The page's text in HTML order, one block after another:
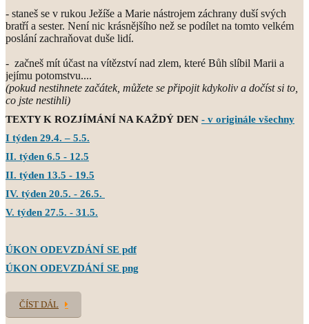
- staneš se v rukou Ježíše a Marie nástrojem záchrany duší svých
bratří a sester. Není nic krásnějšího než se podílet na tomto velkém
poslání zachraňovat duše lidí.
- začneš mít účast na vítězství nad zlem, které Bůh slíbil Marii a
jejímu potomstvu....
(pokud nestihnete začátek, můžete se připojit kdykoliv a dočíst si to,
co jste nestihli)
TEXTY K ROZJÍMÁNÍ NA KAŽDÝ DEN - v originále všechny
I týden 29.4. – 5.5.
II. týden 6.5 - 12.5
II. týden 13.5 - 19.5
IV. týden 20.5. - 26.5.
V. týden 27.5. - 31.5.
ÚKON ODEVZDÁNÍ SE pdf
ÚKON ODEVZDÁNÍ SE png
ČÍST DÁL